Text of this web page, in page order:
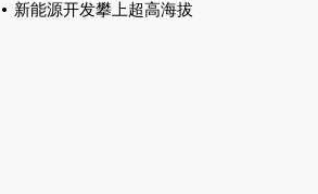
新能源开发攀上超高海拔